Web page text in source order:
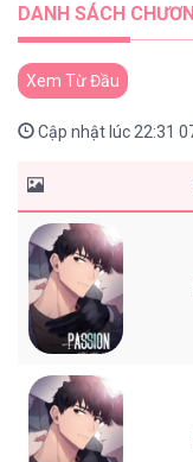
DANH SÁCH
Xem Từ Đầu
Cập nhật lúc 22:31